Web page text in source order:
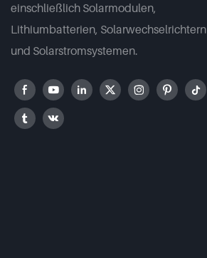
einschließlich Solarmodulen,
Lithiumbatterien, Solarwechselrichtern
und Solarstromsystemen.